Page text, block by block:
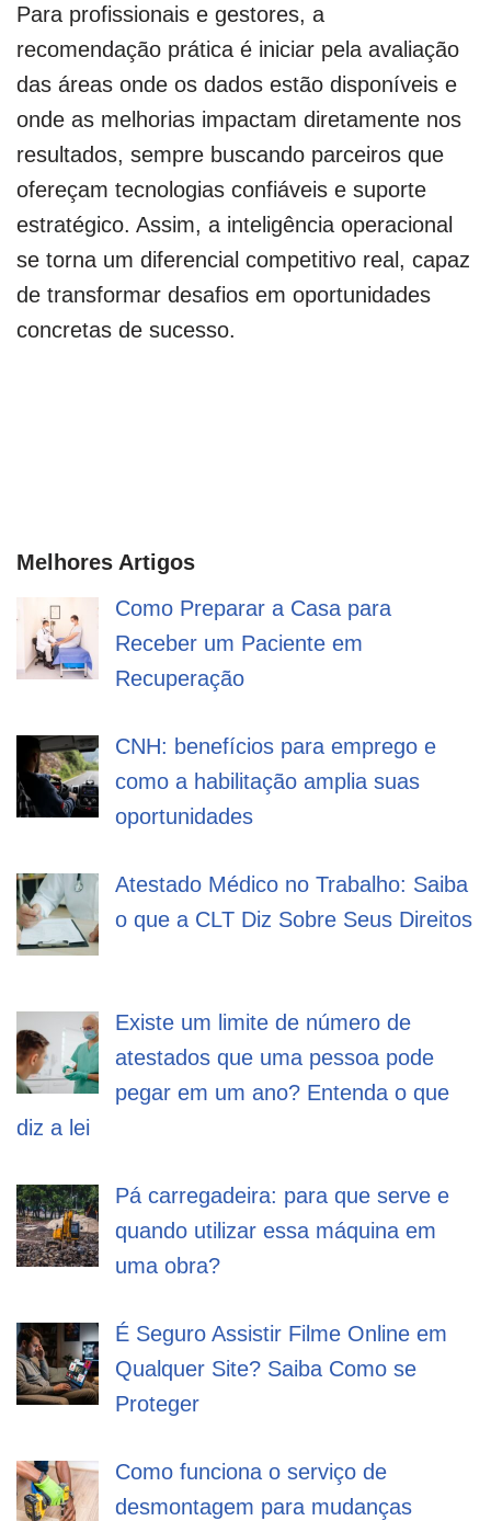
Para profissionais e gestores, a
recomendação prática é iniciar pela avaliação
das áreas onde os dados estão disponíveis e
onde as melhorias impactam diretamente nos
resultados, sempre buscando parceiros que
ofereçam tecnologias confiáveis e suporte
estratégico. Assim, a inteligência operacional
se torna um diferencial competitivo real, capaz
de transformar desafios em oportunidades
concretas de sucesso.
Melhores Artigos
Como Preparar a Casa para
Receber um Paciente em
Recuperação
CNH: benefícios para emprego e
como a habilitação amplia suas
oportunidades
Atestado Médico no Trabalho: Saiba
o que a CLT Diz Sobre Seus Direitos
Existe um limite de número de
atestados que uma pessoa pode
pegar em um ano? Entenda o que
diz a lei
Pá carregadeira: para que serve e
quando utilizar essa máquina em
uma obra?
É Seguro Assistir Filme Online em
Qualquer Site? Saiba Como se
Proteger
Como funciona o serviço de
desmontagem para mudanças